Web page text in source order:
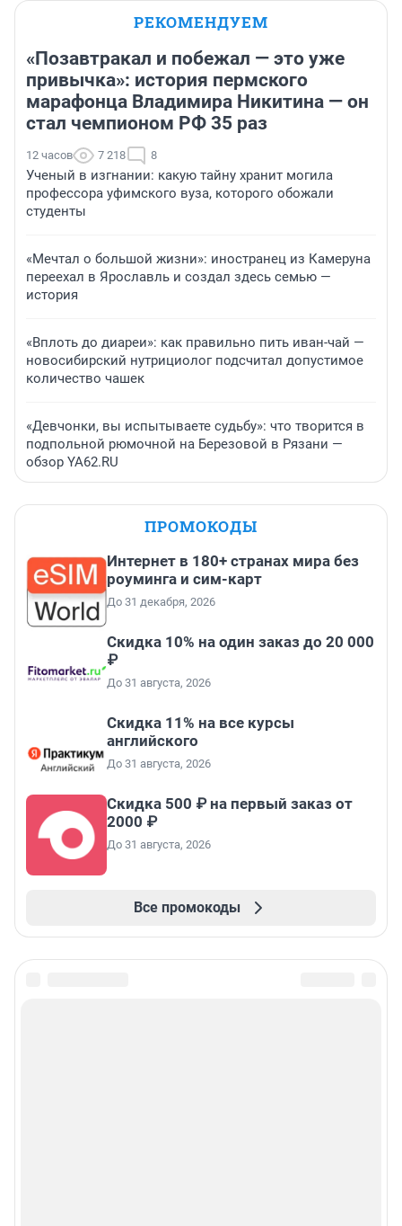
РЕКОМЕНДУЕМ
«Позавтракал и побежал — это уже
привычка»: история пермского
марафонца Владимира Никитина — он
стал чемпионом РФ 35 раз
12 часов 7 218 8
Ученый в изгнании: какую тайну хранит могила
профессора уфимского вуза, которого обожали
студенты
«Мечтал о большой жизни»: иностранец из Камеруна
переехал в Ярославль и создал здесь семью —
история
«Вплоть до диареи»: как правильно пить иван-чай —
новосибирский нутрициолог подсчитал допустимое
количество чашек
«Девчонки, вы испытываете судьбу»: что творится в
подпольной рюмочной на Березовой в Рязани —
обзор YA62.RU
ПРОМОКОДЫ
Интернет в 180+ странах мира без
роуминга и сим-карт
До 31 декабря, 2026
Скидка 10% на один заказ до 20 000
₽
До 31 августа, 2026
Скидка 11% на все курсы
английского
До 31 августа, 2026
Скидка 500 ₽ на первый заказ от
2000 ₽
До 31 августа, 2026
Все промокоды